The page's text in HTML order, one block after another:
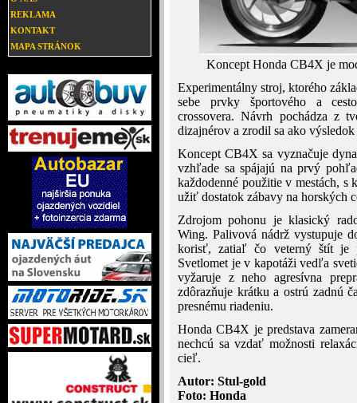
REKLAMA
KONTAKT
MAPA STRÁNOK
Koncept Honda CB4X je
Experimentálny stroj, ktorého
sebe prvky športového a
crossovera. Návrh pochádza z
dizajnérov a zrodil sa ako
Koncept CB4X sa vyznačuje
vzhľade sa spájajú na prvý
každodenné použitie v mestách, s
užiť dostatok zábavy na horských
Zdrojom pohonu je klasický
Wing. Palivová nádrž vystupuje
korisť, zatiaľ čo veterný štít je
Svetlomet je v kapotáži vedľa
vyžaruje z neho agresívna
zdôrazňuje krátku a ostrú zadnú
presnému riadeniu.
Honda CB4X je predstava
nechcú sa vzdať možnosti
cieľ.
Autor: Stul-gold
Foto: Honda